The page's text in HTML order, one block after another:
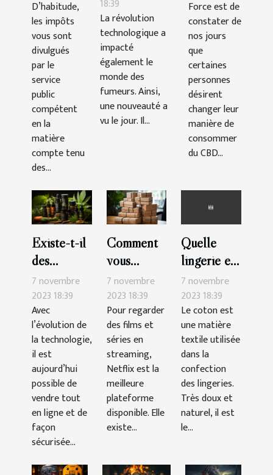
en
France ?
D’habitude,
les impôts
vous sont
divulgués
par le
service
public
compétent
en la
matière
compte tenu
des...
électronique ?
18:39
La révolution
technologique a
impacté
également le
monde des
fumeurs. Ainsi,
une nouveauté a
vu le jour. Il...
CBD ?
Force est de
constater de
nos jours
que
certaines
personnes
désirent
changer leur
manière de
consommer
du CBD...
Existe-t-il
des
possibilités
de vendre
le CBD en
ligne ?
7 novembre
2023 18:39
Avec
l’évolution de
la technologie,
il est
aujourd’hui
possible de
vendre tout
en ligne et de
façon
sécurisée...
Comment
vous
abonner à
Netflix ?
7 novembre
2023 18:39
Pour regarder
des films et
séries en
streaming,
Netflix est la
meilleure
plateforme
disponible. Elle
existe...
Quelle
lingerie en
coton
choisir ?
7 novembre
2023 18:39
Le coton est
une matière
textile utilisée
dans la
confection
des lingeries.
Très doux et
naturel, il est
le...